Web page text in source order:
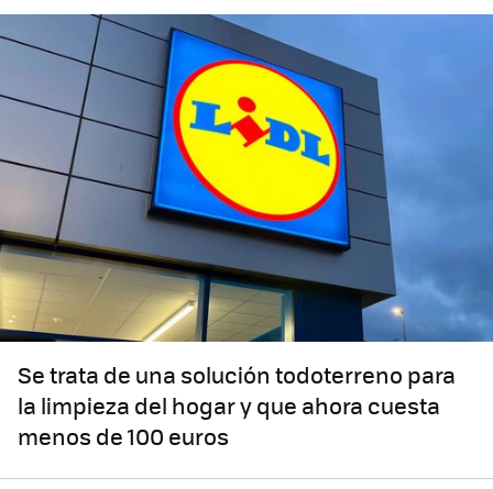
Se trata de una solución todoterreno para
la limpieza del hogar y que ahora cuesta
menos de 100 euros